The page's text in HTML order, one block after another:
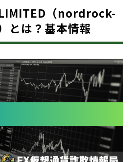
（nordrock-
は？基本情報